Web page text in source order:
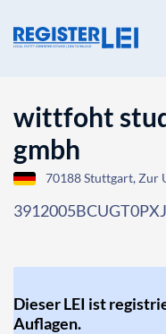
wittfoht
gmbh
70188 Stuttgart, Zur
Dieser LEI ist
Auflagen.